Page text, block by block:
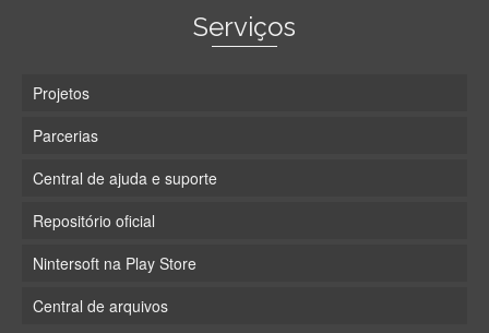
Serviços
Projetos
Parcerias
Central de ajuda e suporte
Repositório oficial
Nintersoft na Play Store
Central de arquivos